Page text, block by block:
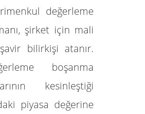
değerleme
şirket için mali
bilirkişi atanır.
boşanma
kesinleştiği
piyasa değerine